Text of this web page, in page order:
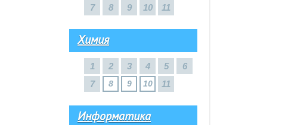
7
8 9 10 11
Химия
1 2 3 4 5
6
7
8 9 10 11
Информатика